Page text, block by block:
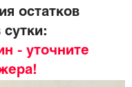
остатков
- уточните